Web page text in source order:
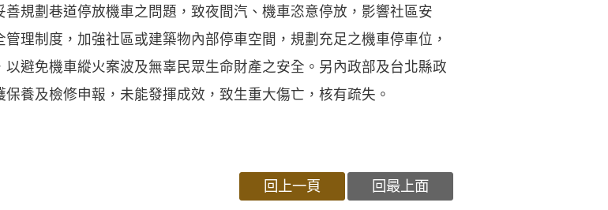
劃巷道停放機車之問題，致夜間汽、機車恣意停放，影響社區安
理制度，加強社區或建築物內部停車空間，規劃充足之機車停車位，
避免機車縱火案波及無辜民眾生命財產之安全。另內政部及台北縣政
養及檢修申報，未能發揮成效，致生重大傷亡，核有疏失。
回上一頁 回最上面